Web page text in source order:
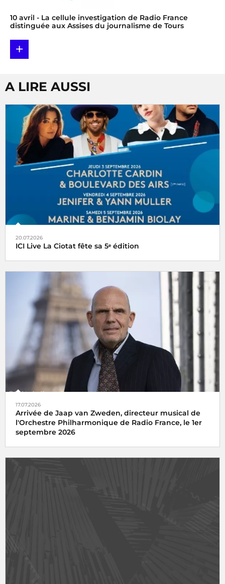
10 avril - La cellule investigation de Radio France
distinguée aux Assises du journalisme de Tours
+
A LIRE AUSSI
20.07.2026
ICI Live La Ciotat fête sa 5ᵉ édition
17.07.2026
Arrivée de Jaap van Zweden, directeur musical de
l'Orchestre Philharmonique de Radio France, le 1er
septembre 2026